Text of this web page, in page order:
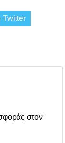
Twitter
στον